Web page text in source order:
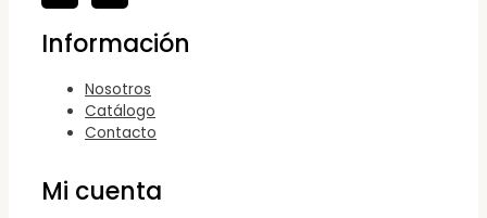
Información
Nosotros
Catálogo
Contacto
Mi cuenta